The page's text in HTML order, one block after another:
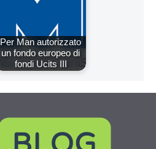
Per Man autorizzato
un fondo europeo di
fondi Ucits III